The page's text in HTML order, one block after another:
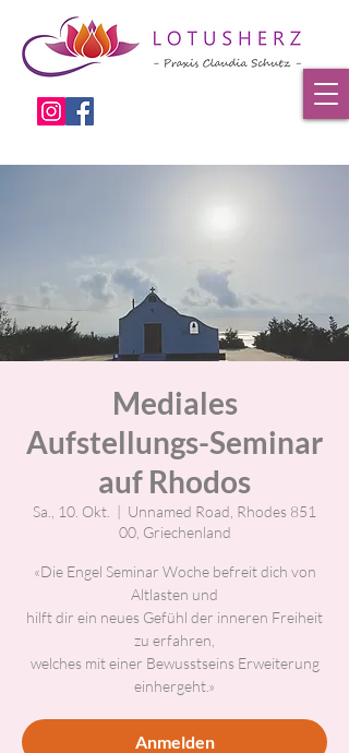
Mediales
Aufstellungs-Seminar
auf Rhodos
Sa., 10. Okt.
  |
Unnamed Road, Rhodes 851
00, Griechenland
«Die Engel Seminar Woche befreit dich von
Altlasten und
hilft dir ein neues Gefühl der inneren Freiheit
zu erfahren,
welches mit einer Bewusstseins Erweiterung
einhergeht.»
Anmelden